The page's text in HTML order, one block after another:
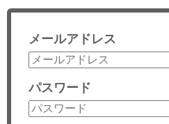
採用情報
お問い合わせ
コンサルティング
メールアドレス
パスワード